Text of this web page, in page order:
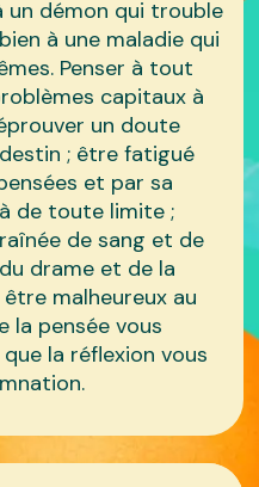
un démon qui trouble
à une maladie qui
Penser à tout
capitaux à
un doute
; être fatigué
et par sa
de toute limite ;
de sang et de
drame et de la
malheureux au
la pensée vous
la réflexion vous